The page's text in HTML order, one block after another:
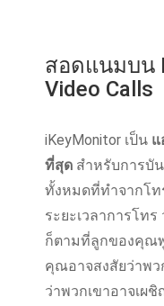
สอดแนมบน
Video Calls
iKeyMonitor เป็น แ
ที่สุด สําหรับการบั
ทั้งหมดที่ทําจากโ
ระยะเวลาการโท
ก็ตามที่ลูกของคุณ
คุณอาจสงสัยว่าพว
ว่าพวกเขาอาจเผ